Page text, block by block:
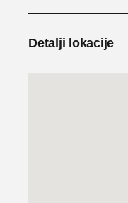
Detalji lokacije